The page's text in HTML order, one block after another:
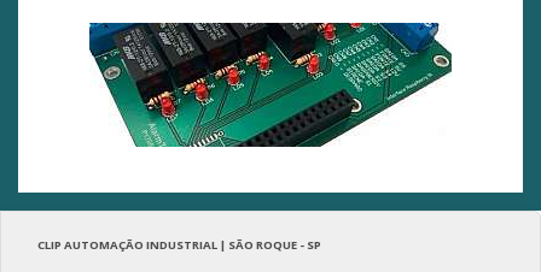
CLIP AUTOMAÇÃO INDUSTRIAL | SÃO ROQUE - SP